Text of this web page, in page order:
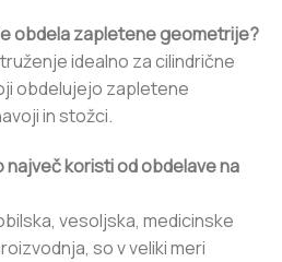
obdela zapletene geometrije?
idealno za cilindrične
obdelujejo zapletene
in stožci.
največ koristi od obdelave na
vesoljska, medicinske
so v veliki meri